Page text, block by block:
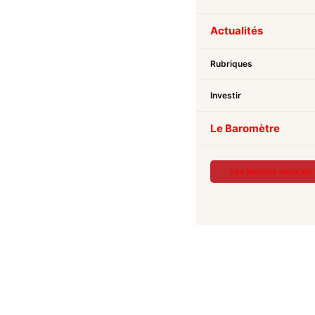
Actualités
Rubriques
Investir
Le Baromètre
Les Rendez-vous